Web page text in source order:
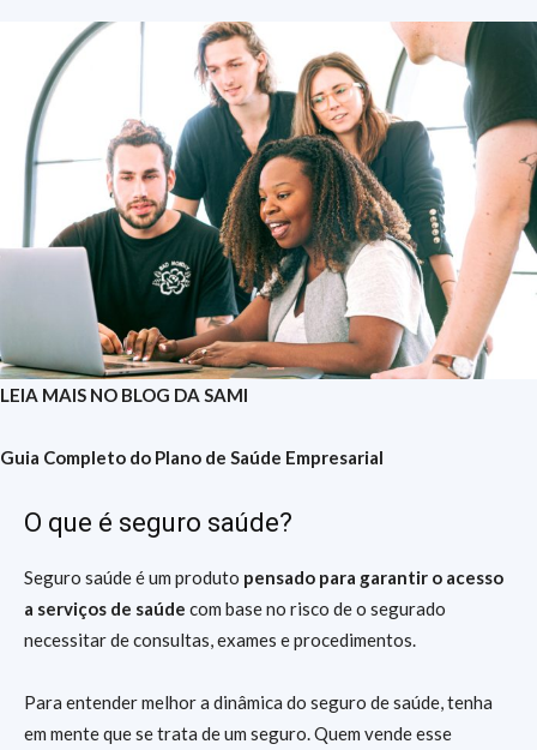
LEIA MAIS NO BLOG DA SAMI
Guia Completo do Plano de Saúde Empresarial
O que é seguro saúde?
Seguro saúde é um produto pensado para garantir o acesso
a serviços de saúde com base no risco de o segurado
necessitar de consultas, exames e procedimentos.
Para entender melhor a dinâmica do seguro de saúde, tenha
em mente que se trata de um seguro. Quem vende esse